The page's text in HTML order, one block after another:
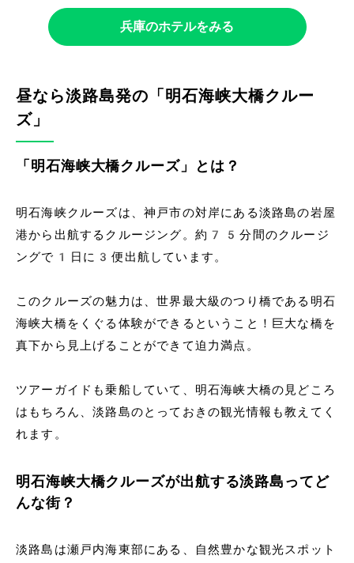
兵庫のホテルをみる
昼なら淡路島発の「明石海峡大橋クルー
ズ」
「明石海峡大橋クルーズ」とは？
明石海峡クルーズは、神戸市の対岸にある淡路島の岩屋
港から出航するクルージング。約75分間のクルージ
ングで1日に3便出航しています。
このクルーズの魅力は、世界最大級のつり橋である明石
海峡大橋をくぐる体験ができるということ！巨大な橋を
真下から見上げることができて迫力満点。
ツアーガイドも乗船していて、明石海峡大橋の見どころ
はもちろん、淡路島のとっておきの観光情報も教えてく
れます。
明石海峡大橋クルーズが出航する淡路島ってど
んな街？
淡路島は瀬戸内海東部にある、自然豊かな観光スポット